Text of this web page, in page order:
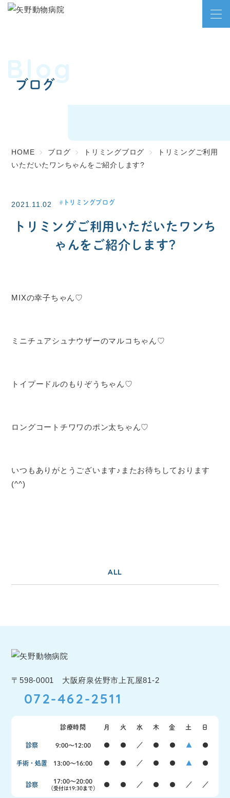
ブログ
Blog
HOME ブログ トリミングブログ
トリミングご利用
いただいたワンちゃんをご紹介します?
2021.11.02 トリミングブログ
トリミングご利用いただいたワンち
ゃんをご紹介します?
MIXの幸子ちゃん♡
ミニチュアシュナウザーのマルコちゃん♡
トイプードルのもりぞうちゃん♡
ロングコートチワワのポン太ちゃん♡
いつもありがとうございます♪またお待ちしております
(^^)
ALL
〒598-0001 大阪府泉佐野市上瓦屋81-2
072-462-2511
診療時間 月 火 水 木 金 土 日
診察 9:00〜12:00 ● ● ／ ● ● ▲ ●
手術・処置 13:00〜16:00 ● ● ／ ● ● ▲ ●
診察 17:00〜20:00
（受付は19:30まで） ● ● ／ ● ● ／ ／